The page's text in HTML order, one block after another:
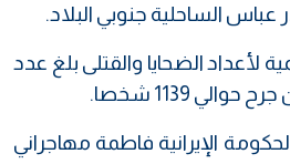
عباس الساحلية جنوبي البلاد.
لأعداد الضحايا والقتلى بلغ عدد
الإيرانية فاطمة مهاجراني